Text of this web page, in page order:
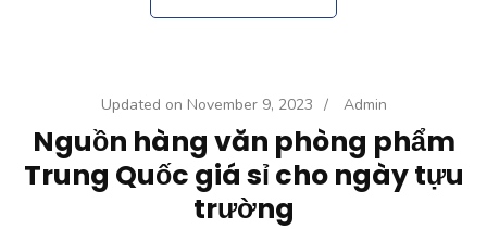
Updated on November 9, 2023 / Admin
Nguồn hàng văn phòng phẩm
Trung Quốc giá sỉ cho ngày tựu
trường